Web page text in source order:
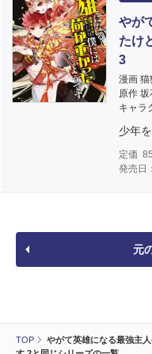
TOP
やがて英雄になる最強主
やが
たけ
3
漫画
原作
キャラ
少年
定価
発売日
元